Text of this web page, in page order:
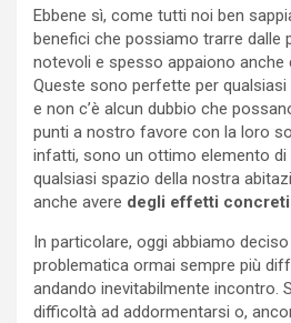
Ebbene sì, come tutti noi ben
benefici che possiamo trarre dalle
notevoli e spesso appaiono anche
Queste sono perfette per
e non c’è alcun dubbio che
punti a nostro favore con la loro
infatti, sono un ottimo elemento di
qualsiasi spazio della nostra
anche avere degli effetti concreti
In particolare, oggi abbiamo
problematica ormai sempre più
andando inevitabilmente incontro.
difficoltà ad addormentarsi o,